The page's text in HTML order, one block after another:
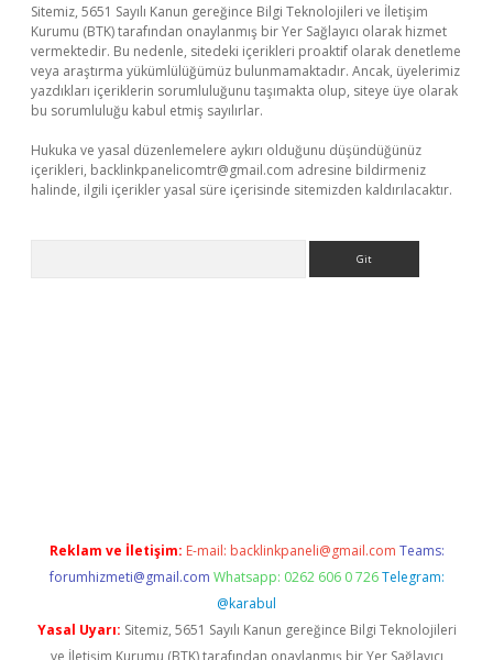
Sitemiz, 5651 Sayılı Kanun gereğince Bilgi Teknolojileri ve İletişim
Kurumu (BTK) tarafından onaylanmış bir Yer Sağlayıcı olarak hizmet
vermektedir. Bu nedenle, sitedeki içerikleri proaktif olarak denetleme
veya araştırma yükümlülüğümüz bulunmamaktadır. Ancak, üyelerimiz
yazdıkları içeriklerin sorumluluğunu taşımakta olup, siteye üye olarak
bu sorumluluğu kabul etmiş sayılırlar.
Hukuka ve yasal düzenlemelere aykırı olduğunu düşündüğünüz
içerikleri, backlinkpanelicomtr@gmail.com adresine bildirmeniz
halinde, ilgili içerikler yasal süre içerisinde sitemizden kaldırılacaktır.
Reklam ve İletişim: E-mail: backlinkpaneli@gmail.com Teams:
forumhizmeti@gmail.com Whatsapp: 0262 606 0 726 Telegram:
@karabul
Yasal Uyarı: Sitemiz, 5651 Sayılı Kanun gereğince Bilgi Teknolojileri
ve İletişim Kurumu (BTK) tarafından onaylanmış bir Yer Sağlayıcı